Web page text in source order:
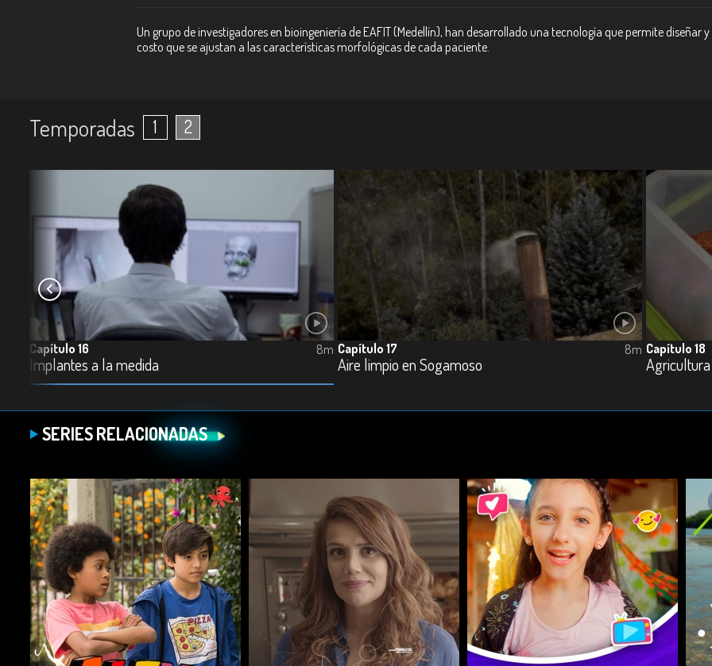
Un grupo de investigadores en bioingeniería de EAFIT (Medellín), han desarrollado una tecnología que permite
costo que se ajustan a las características morfológicas de cada paciente.
Temporadas 1 2
Capítulo 16
Implantes a la medida
8m Capítulo 17
Aire limpio en Sogamoso
8m Capítulo 18
SERIES RELACIONADAS